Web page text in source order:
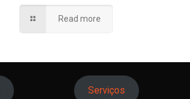
Read more
Serviços